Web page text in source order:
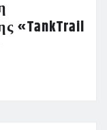
«TankTrail